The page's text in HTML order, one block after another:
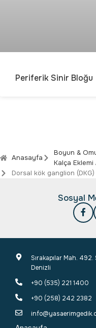
Periferik Sinir Bloğu
Anasayfa
Boyun &
Kalça Eklemi
Dorsal kök ganglion
Sosyal
Sırakapılar Mah.
Denizli
+90 (535) 221 1400
+90 (258) 242 2382